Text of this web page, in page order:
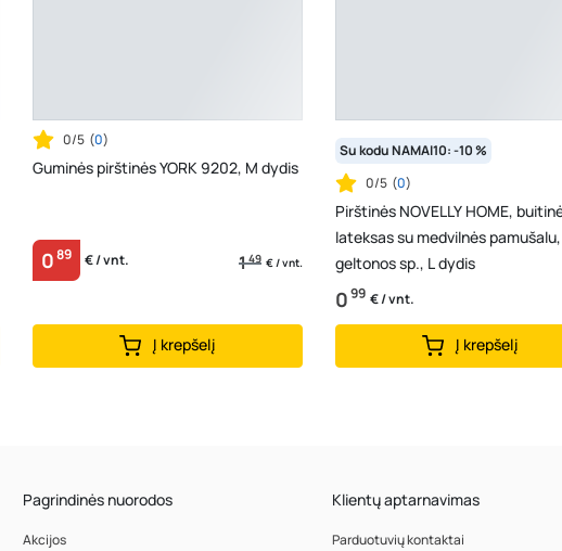
0/5 (0)
Guminės pirštinės YORK 9202, M dydis
089 € / vnt. 149 € / vnt.
Į krepšelį
Su kodu NAMAI10: -10 %
0/5 (0)
Pirštinės NOVELLY HOME,
lateksas su medvilnės pamušalu,
geltonos sp., L dydis
099 € / vnt.
Į krepšelį
Pagrindinės nuorodos
Akcijos
Klientų aptarnavimas
Parduotuvių kontaktai